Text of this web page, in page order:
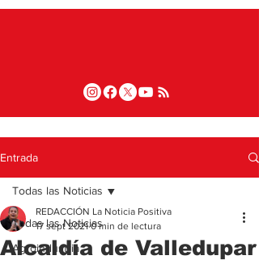
Entrada
Todas las Noticias
Agroindustria
Todas las Noticias
Alcaldía de Valledupar
REDACCIÓN La Noticia Positiva
17 sept 2021 0 min de lectura